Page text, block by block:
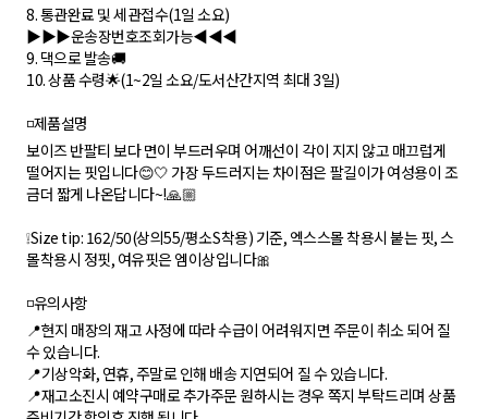
8. 통관완료 및 세관접수(1일 소요)
▶️▶️▶️운송장번호조회가능◀️◀️◀️
9. 댁으로 발송🚚
10. 상품 수령🌟(1~2일 소요/도서산간지역 최대 3일)
◽️제품설명
보이즈 반팔티 보다 면이 부드러우며 어깨선이 각이 지지 않고 매끄럽게
떨어지는 핏입니다😊🤍 가장 두드러지는 차이점은 팔길이가 여성용이 조
금더 짧게 나온답니다~!🙏🏼
❕Size tip: 162/50(상의55/평소S착용) 기준, 엑스스몰 착용시 붙는 핏, 스
몰착용시 정핏, 여유핏은 엠이상입니다🎀
◽️유의사항
📍현지 매장의 재고 사정에 따라 수급이 어려워지면 주문이 취소 되어 질
수 있습니다.
📍기상악화, 연휴, 주말로 인해 배송 지연되어 질 수 있습니다.
📍재고소진시 예약구매로 추가주문 원하시는 경우 쪽지 부탁드리며 상품